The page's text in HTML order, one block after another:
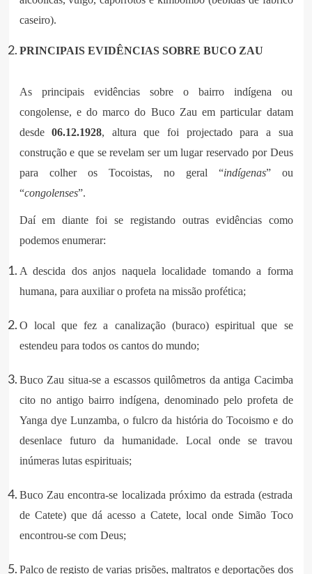
caseiro).
PRINCIPAIS EVIDÊNCIAS SOBRE BUCO ZAU
As principais evidências sobre o bairro indígena ou
congolense, e do marco do Buco Zau em particular datam
desde06.12.1928, altura que foi projectado para a sua
construção e que se revelam ser um lugar reservado por Deus
para colher os Tocoistas, no geral “indígenas” ou
“congolenses”.
Daí em diante foi se registando outras evidências como
podemos enumerar:
A descida dos anjos naquela localidade tomando a forma
humana, para auxiliar o profeta na missão profética;
O local que fez a canalização (buraco) espiritual que se
estendeu para todos os cantos do mundo;
Buco Zau situa-se a escassos quilômetros da antiga Cacimba
cito no antigo bairro indígena, denominado pelo profeta de
Yanga dye Lunzamba, o fulcro da história do Tocoismo e do
desenlace futuro da humanidade. Local onde se travou
inúmeras lutas espirituais;
Buco Zau encontra-se localizada próximo da estrada (estrada
de Catete) que dá acesso a Catete, local onde Simão Toco
encontrou-se com Deus;
Palco de registo de varias prisões, maltratos e deportações dos